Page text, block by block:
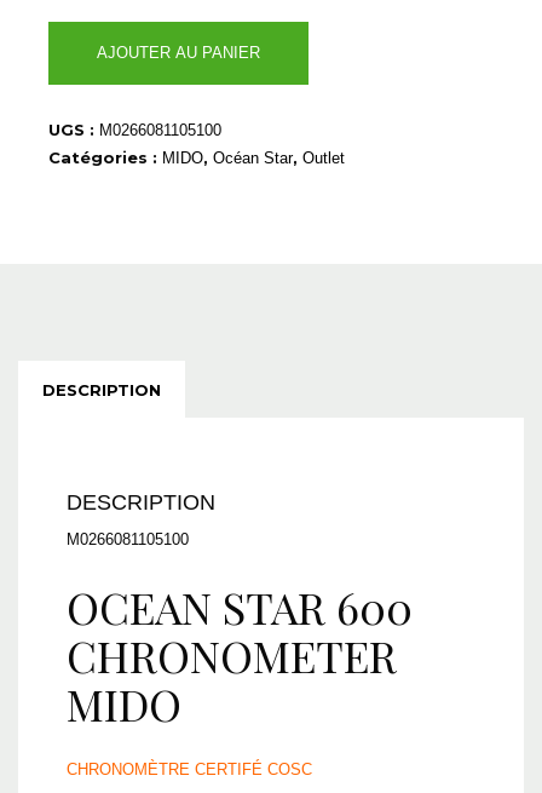
M0266081105100
AJOUTER AU PANIER
UGS : M0266081105100
Catégories : MIDO, Océan Star, Outlet
DESCRIPTION
DESCRIPTION
M0266081105100
OCEAN STAR 600
CHRONOMETER
MIDO
CHRONOMÈTRE CERTIFÉ COSC